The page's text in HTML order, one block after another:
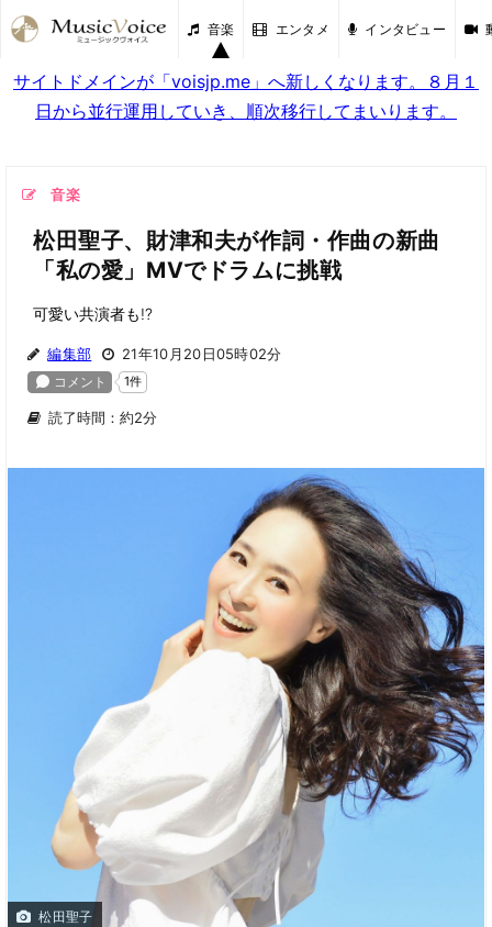
音楽 エンタメ インタビュー
サイトドメインが「voisjp.me」へ新しくなります。８月１
日から並行運用していき、順次移行してまいります。
音楽
松田聖子、財津和夫が作詞・作曲の新曲
「私の愛」MVでドラムに挑戦
可愛い共演者も!?
編集部 21年10月20日05時02分
読了時間：約2分
松田聖子